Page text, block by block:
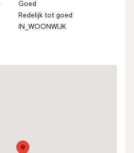
Goed
Redelijk tot goed
IN_WOONWIJK